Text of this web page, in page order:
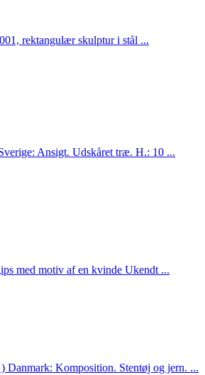
rektangulær skulptur i stål ...
Ansigt. Udskåret træ. H.: 10 ...
med motiv af en kvinde Ukendt ...
Danmark: Komposition. Stentøj og jern. ...